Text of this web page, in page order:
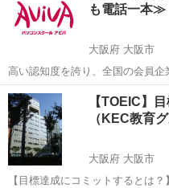
も電話一本≫
大阪府 大阪市
高い認知度を誇り、全国の会員企
ているスキル”、つまり実務を強
検定 文書作成3級」の取得に向け
大阪 大阪市
【TOEIC】
（KEC教育
大阪府 大阪市
【目標達成にコミットするとは